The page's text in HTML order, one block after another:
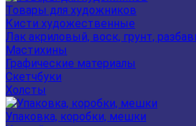
Товары для художников
Кисти художественные
Лак акриловый, воск, грунт,
Мастихины
Графические материалы
Скетчбуки
Холсты
Упаковка, коробки, мешки